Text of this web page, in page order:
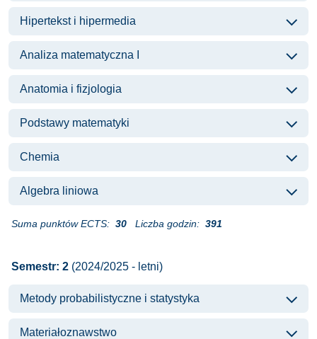
Hipertekst i hipermedia
Analiza matematyczna I
Anatomia i fizjologia
Podstawy matematyki
Chemia
Algebra liniowa
Suma punktów ECTS: 30 Liczba godzin: 391
Semestr: 2 (2024/2025 - letni)
Metody probabilistyczne i statystyka
Materiałoznawstwo